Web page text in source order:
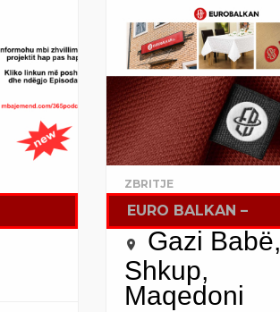
ZBRITJE
EURO BALKAN –
Gazi Babë,
Shkup,
Maqedoni